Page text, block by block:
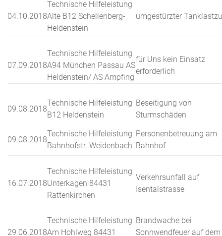
04.10.2018
Technische Hilfeleistung
Alte B12 Schellenberg-
Heldenstein
umgestürzter
07.09.2018
Technische Hilfeleistung
A94 München Passau AS
Heldenstein/ AS Ampfing
für Uns kein Einsatz
erforderlich
09.08.2018
Technische Hilfeleistung
B12 Heldenstein
Beseitigung von
Sturmschäden
09.08.2018
Technische Hilfeleistung
Bahnhofstr. Weidenbach
Personenbetreuung am
Bahnhof
16.07.2018
Technische Hilfeleistung
Unterkagen 84431
Rattenkirchen
Verkehrsunfall auf
Isentalstrasse
29.06.2018
Technische Hilfeleistung
Am Hohlweg 84431
Brandwache bei
Sonnwendfeuer auf dem